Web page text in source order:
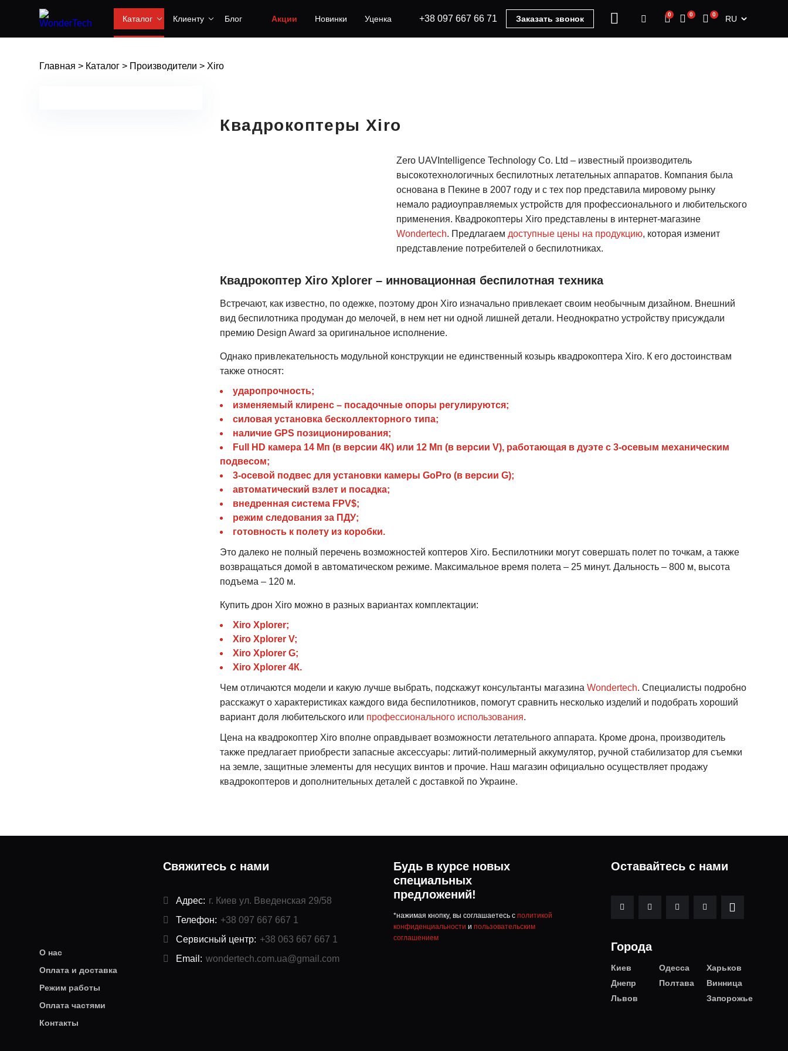
Каталог Клиенту Блог Акции Новинки Уценка +38 097 667 66 71 Заказать звонок 0 0 0 RU
Главная > Каталог > Производители > Xiro
Квадрокоптеры Xiro
Zero UAVIntelligence Technology Co. Ltd – известный производитель
высокотехнологичных беспилотных летательных аппаратов. Компания была
основана в Пекине в 2007 году и с тех пор представила мировому рынку
немало радиоуправляемых устройств для профессионального и любительского
применения. Квадрокоптеры Xiro представлены в интернет-магазине
Wondertech. Предлагаем доступные цены на продукцию, которая изменит
представление потребителей о беспилотниках.
Квадрокоптер Xiro Xplorer – инновационная беспилотная техника
Встречают, как известно, по одежке, поэтому дрон Xiro изначально привлекает своим необычным дизайном. Внешний
вид беспилотника продуман до мелочей, в нем нет ни одной лишней детали. Неоднократно устройству присуждали
премию Design Award за оригинальное исполнение.
Однако привлекательность модульной конструкции не единственный козырь квадрокоптера Xiro. К его достоинствам
также относят:
ударопрочность;
изменяемый клиренс – посадочные опоры регулируются;
силовая установка бесколлекторного типа;
наличие GPS позиционирования;
Full HD камера 14 Мп (в версии 4К) или 12 Мп (в версии V), работающая в дуэте с 3-осевым механическим
подвесом;
3-осевой подвес для установки камеры GoPro (в версии G);
автоматический взлет и посадка;
внедренная система FPV$;
режим следования за ПДУ;
готовность к полету из коробки.
Это далеко не полный перечень возможностей коптеров Xiro. Беспилотники могут совершать полет по точкам, а также
возвращаться домой в автоматическом режиме. Максимальное время полета – 25 минут. Дальность – 800 м, высота
подъема – 120 м.
Купить дрон Xiro можно в разных вариантах комплектации:
Xiro Xplorer;
Xiro Xplorer V;
Xiro Xplorer G;
Xiro Xplorer 4К.
Чем отличаются модели и какую лучше выбрать, подскажут консультанты магазинаWondertech. Специалисты подробно
расскажут о характеристиках каждого вида беспилотников, помогут сравнить несколько изделий и подобрать хороший
вариант доля любительского или профессионального использования.
Цена на квадрокоптер Xiro вполне оправдывает возможности летательного аппарата. Кроме дрона, производитель
также предлагает приобрести запасные аксессуары: литий-полимерный аккумулятор, ручной стабилизатор для съемки
на земле, защитные элементы для несущих винтов и прочие. Наш магазин официально осуществляет продажу
квадрокоптеров и дополнительных деталей с доставкой по Украине.
О нас
Оплата и доставка
Режим работы
Оплата частями
Контакты
Свяжитесь с нами
Адрес: г. Киев ул. Введенская 29/58
Телефон: +38 097 667 667 1
Сервисный центр: +38 063 667 667 1
Email: wondertech.com.ua@gmail.com
Будь в курсе новых
специальных
предложений!
*нажимая кнопку, вы соглашаетесь с политикой
конфиденциальности и пользовательским
соглашением
Оставайтесь с нами
Города
Киев Одесса
Харьков
Днепр
Полтава
Винница
Львов
Запорожье